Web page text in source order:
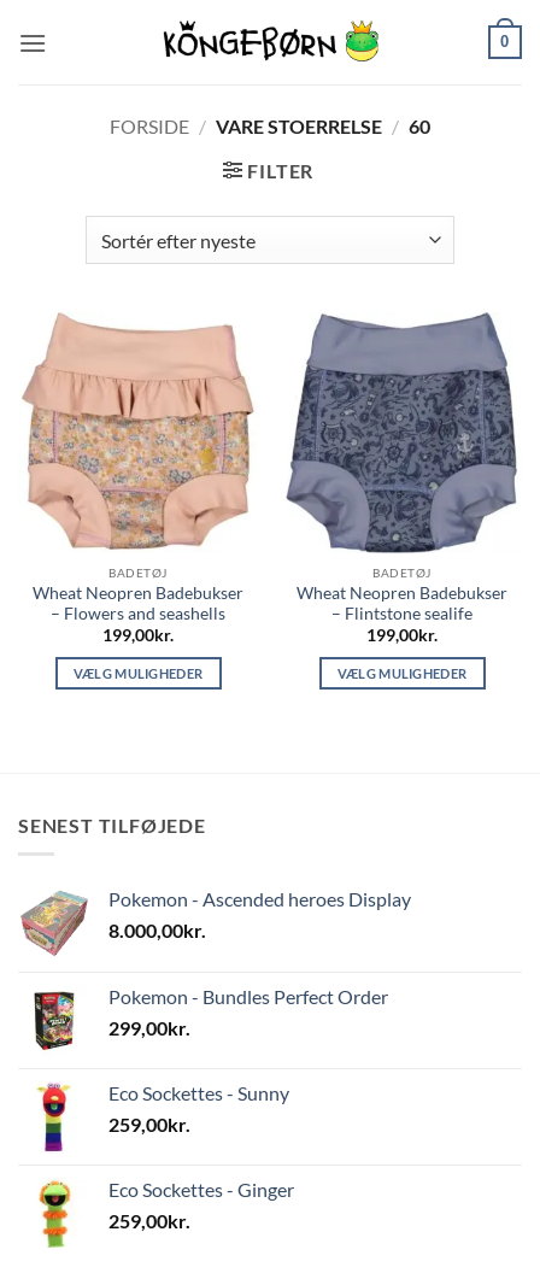
0
FORSIDE / VARE STOERRELSE / 60
FILTER
BADETØJ
Wheat Neopren Badebukser
– Flowers and seashells
199,00kr.
VÆLG MULIGHEDER
Mulighederne
på
varesiden
BADETØJ
Wheat Neopren Badebukser
– Flintstone sealife
199,00kr.
VÆLG MULIGHEDER
på
SENEST TILFØJEDE
Pokemon - Ascended heroes Display
8.000,00kr.
Pokemon - Bundles Perfect Order
299,00kr.
Eco Sockettes - Sunny
259,00kr.
Eco Sockettes - Ginger
259,00kr.